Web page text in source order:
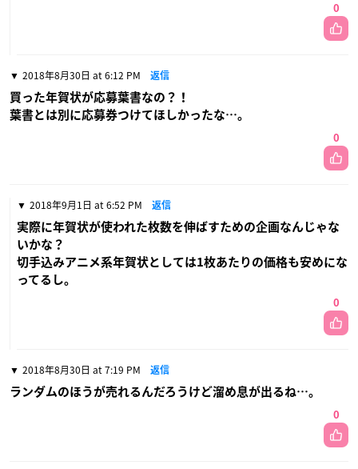
0
2018年8月30日 at 6:12 PM 返信
買った年賀状が応募葉書なの？！
葉書とは別に応募券つけてほしかったな…。
0
2018年9月1日 at 6:52 PM 返信
実際に年賀状が使われた枚数を伸ばすための企画なんじゃな
いかな？
切手込みアニメ系年賀状としては1枚あたりの価格も安めにな
ってるし。
0
2018年8月30日 at 7:19 PM 返信
ランダムのほうが売れるんだろうけど溜め息が出るね…。
0